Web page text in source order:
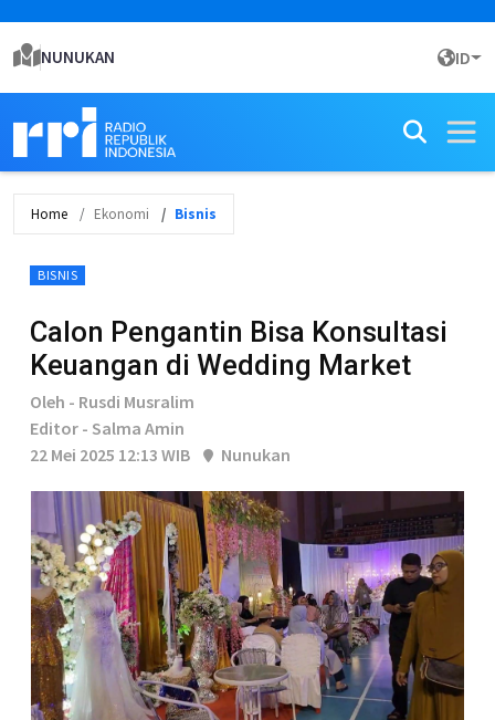
NUNUKAN ID
Home Ekonomi Bisnis
BISNIS
Calon Pengantin Bisa Konsultasi
Keuangan di Wedding Market
Oleh - Rusdi Musralim
Editor - Salma Amin
22 Mei 2025 12:13 WIB
Nunukan